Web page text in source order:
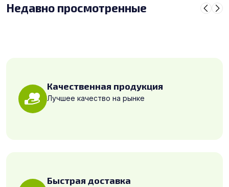
Недавно просмотренные
Качественная продукция
Лучшее качество на рынке
Быстрая доставка